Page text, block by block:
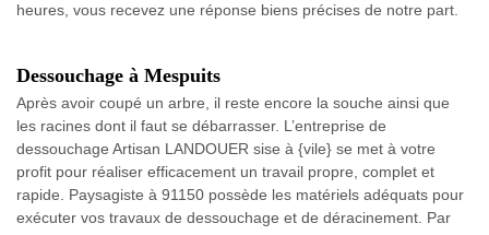
heures, vous recevez une réponse biens précises de notre part.
Dessouchage à Mespuits
Après avoir coupé un arbre, il reste encore la souche ainsi que
les racines dont il faut se débarrasser. L’entreprise de
dessouchage Artisan LANDOUER sise à {vile} se met à votre
profit pour réaliser efficacement un travail propre, complet et
rapide. Paysagiste à 91150 possède les matériels adéquats pour
exécuter vos travaux de dessouchage et de déracinement. Par